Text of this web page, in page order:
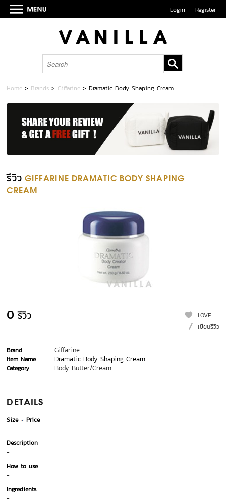
Login Register
Home > Brands > Giffarine >Dramatic Body Shaping Cream
รีวิว GIFFARINE DRAMATIC BODY SHAPING
CREAM
0 รีวิว
LOVE
เขียนรีวิว
Brand Giffarine
Item Name Dramatic Body Shaping Cream
Category Body Butter/Cream
DETAILS
Size
Price
-
Description
-
How to use
-
Ingredients
-